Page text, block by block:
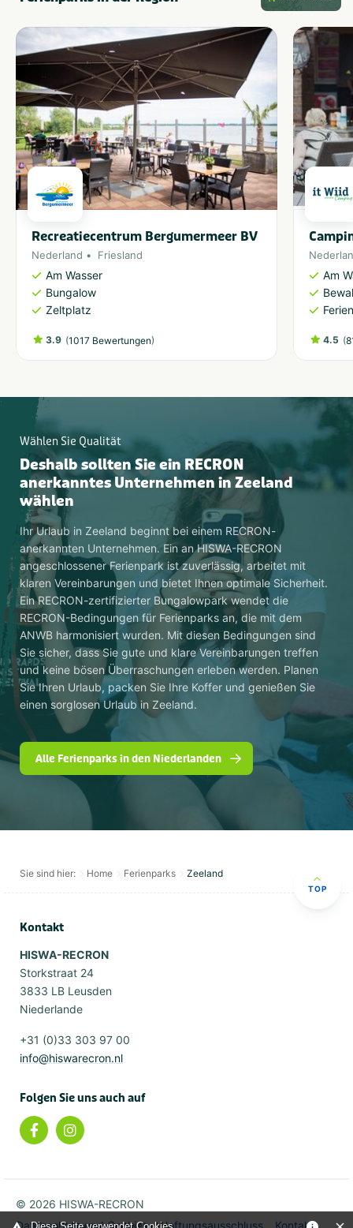
Recreatiecentrum Bergumermeer BV
Nederland Friesland
Am Wasser
Bungalow
Zeltplatz
3.9 (1017 Bewertungen)
Am
4.5 (
Wählen Sie Qualität
Deshalb sollten Sie ein RECRON
anerkanntes Unternehmen in Zeeland
wählen
Ihr Urlaub in Zeeland beginnt bei einem RECRON-
anerkannten Unternehmen. Ein an HISWA-RECRON
angeschlossener Ferienpark ist zuverlässig, arbeitet mit
klaren Vereinbarungen und bietet Ihnen optimale Sicherheit.
Ein RECRON-zertifizierter Bungalowpark wendet die
RECRON-Bedingungen für Ferienparks an, die mit dem
ANWB harmonisiert wurden. Mit diesen Bedingungen sind
Sie sicher, dass Sie gute und klare Vereinbarungen treffen
und keine bösen Überraschungen erleben werden. Planen
Sie Ihren Urlaub, packen Sie Ihre Koffer und genießen Sie
einen sorglosen Urlaub in Zeeland.
Alle Ferienparks in den Niederlanden
Sie sind hier: Home Ferienparks Zeeland
TOP
Kontakt
HISWA-RECRON
Storkstraat 24
3833 LB Leusden
Niederlande
+31 (0)33 303 97 00
info@hiswarecron.nl
Folgen Sie uns auch auf
© 2026 HISWA-RECRON
Datenschutz und Cookies
Haftungsausschluss Kontakt